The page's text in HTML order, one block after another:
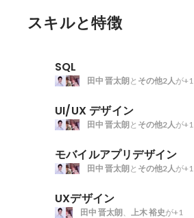
スキルと特徴
SQL
田中 晋太朗と その他2人が+1
UI/UX デザイン
田中 晋太朗と その他2人が+1
モバイルアプリデザイン
田中 晋太朗と その他2人が+1
UXデザイン
田中 晋太朗、 上木 裕史が+1